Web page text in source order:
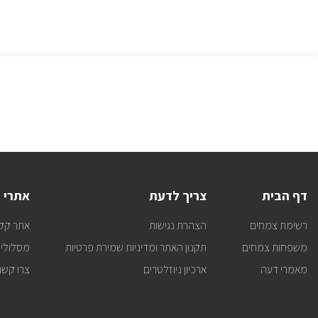
דף הבית
רשימת צמחים
משפחות צמחים
מאמרי דעה
צריך לדעת
הצהרת נגישות
תקנון האתר ומדיניות שמירת פרטיות
ארכיון ניוזלטרים
אתר
צרו